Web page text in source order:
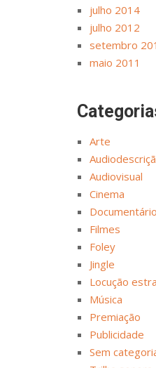
julho 2014
julho 2012
setembro
maio 2011
Arte
Audiovisual
Cinema
Documentário
Filmes
Foley
Jingle
Locução
Música
Premiação
Publicidade
Sem